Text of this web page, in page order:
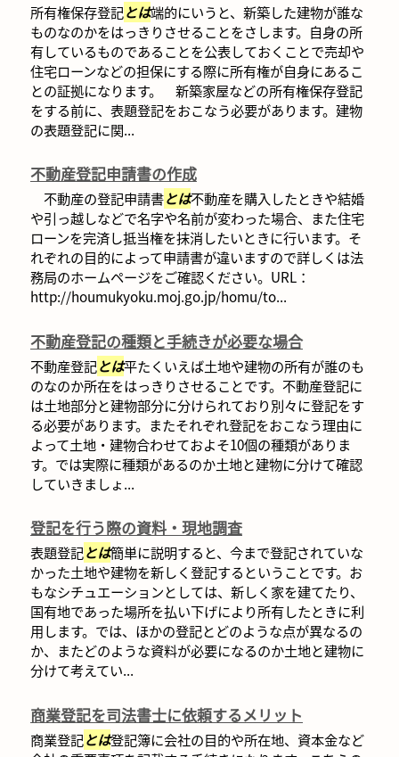
所有権保存登記とは端的にいうと、新築した建物が誰な
ものなのかをはっきりさせることをさします。自身の所
有しているものであることを公表しておくことで売却や
住宅ローンなどの担保にする際に所有権が自身にあるこ
との証拠になります。 新築家屋などの所有権保存登記
をする前に、表題登記をおこなう必要があります。建物
の表題登記に関...
不動産登記申請書の作成
不動産の登記申請書とは不動産を購入したときや結婚
や引っ越しなどで名字や名前が変わった場合、また住宅
ローンを完済し抵当権を抹消したいときに行います。そ
れぞれの目的によって申請書が違いますので詳しくは法
務局のホームページをご確認ください。URL：
http://houmukyoku.moj.go.jp/homu/to...
不動産登記の種類と手続きが必要な場合
不動産登記とは平たくいえば土地や建物の所有が誰のも
のなのか所在をはっきりさせることです。不動産登記に
は土地部分と建物部分に分けられており別々に登記をす
る必要があります。またそれぞれ登記をおこなう理由に
よって土地・建物合わせておよそ10個の種類がありま
す。では実際に種類があるのか土地と建物に分けて確認
していきましょ...
登記を行う際の資料・現地調査
表題登記とは簡単に説明すると、今まで登記されていな
かった土地や建物を新しく登記するということです。お
もなシチュエーションとしては、新しく家を建てたり、
国有地であった場所を払い下げにより所有したときに利
用します。では、ほかの登記とどのような点が異なるの
か、またどのような資料が必要になるのか土地と建物に
分けて考えてい...
商業登記を司法書士に依頼するメリット
商業登記とは登記簿に会社の目的や所在地、資本金など